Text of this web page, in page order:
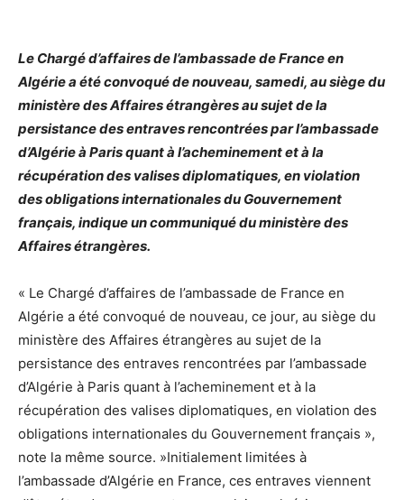
Le Chargé d’affaires de l’ambassade de France en
Algérie a été convoqué de nouveau, samedi, au siège du
ministère des Affaires étrangères au sujet de la
persistance des entraves rencontrées par l’ambassade
d’Algérie à Paris quant à l’acheminement et à la
récupération des valises diplomatiques, en violation
des obligations internationales du Gouvernement
français, indique un communiqué du ministère des
Affaires étrangères.
« Le Chargé d’affaires de l’ambassade de France en
Algérie a été convoqué de nouveau, ce jour, au siège du
ministère des Affaires étrangères au sujet de la
persistance des entraves rencontrées par l’ambassade
d’Algérie à Paris quant à l’acheminement et à la
récupération des valises diplomatiques, en violation des
obligations internationales du Gouvernement français »,
note la même source. »Initialement limitées à
l’ambassade d’Algérie en France, ces entraves viennent